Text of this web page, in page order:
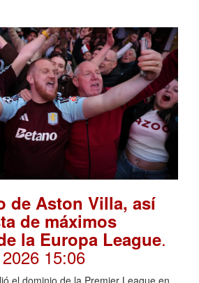
de Aston Villa, así
de máximos
la Europa League.
15:06
el dominio de la Premier League en